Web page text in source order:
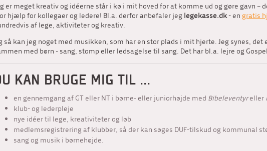
er meget kreativ og idéerne står i kø i mit hoved for at komme ud og gøre gavn –
hjælp for kollegaer og ledere! Bl.a. derfor anbefaler jeglegekasse.dk- engratis
af lege, aktiviteter og kreativ.
så kan jeg noget med musikken, som har en stor plads i mit hjerte. Jeg synes,
med børn - sang, stomp eller ledsagelse til sang. Det har bl.a. lejre og
KAN BRUGE MIG TIL ...
en gennemgang af GT eller NT i børne- eller juniorhøjde med Bibeleventyreller
klub- og lederpleje
nye idéer til lege, kreativiteter og løb
medlemsregistrering af klubber, så der kan søges DUF-tilskud og kommunal
sang og musik i børnehøjde.